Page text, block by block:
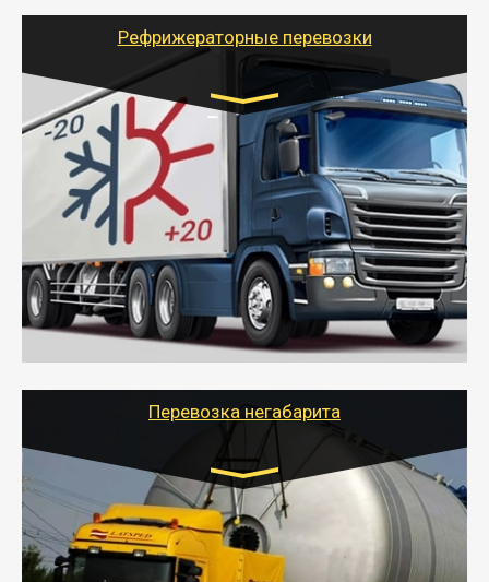
для погрузочно-разгрузочных работ при перевозке.
Рефрижераторные перевозки
Транспорт:
Газель (1,5 и 3 тонны), Бычок, Еврофура от 5 до
10 тонн
от 6000 руб.
- Рефрижераторные перевозки грузов с
соблюдением температурного режима, работающим
термописцем, санитарной обработкой кузова и мед.
книжкой у водителя.
- Тайгер Логистик поможет быстро перевезти
скоропортящиеся продукты в любой город России с
Перевозка негабарита
Цена за км. Рассчитывается
индивидуально